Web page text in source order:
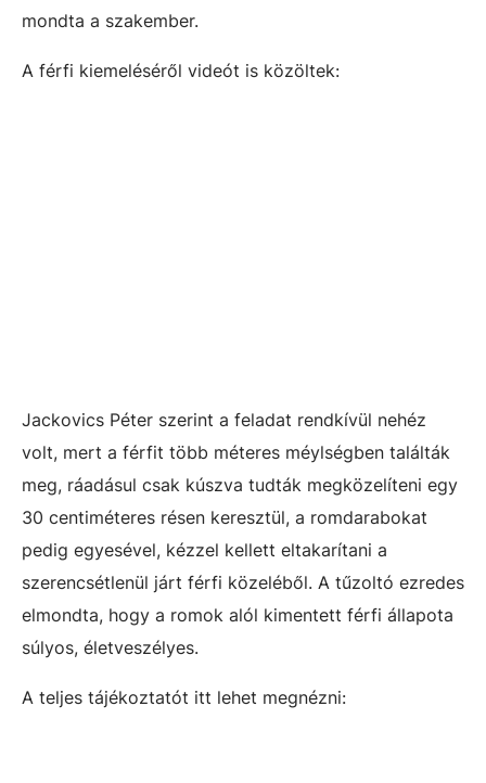
mondta a szakember.
A férfi kiemeléséről videót is közöltek:
Jackovics Péter szerint a feladat rendkívül nehéz
volt, mert a férfit több méteres méylségben találták
meg, ráadásul csak kúszva tudták megközelíteni egy
30 centiméteres résen keresztül, a romdarabokat
pedig egyesével, kézzel kellett eltakarítani a
szerencsétlenül járt férfi közeléből. A tűzoltó ezredes
elmondta, hogy a romok alól kimentett férfi állapota
súlyos, életveszélyes.
A teljes tájékoztatót itt lehet megnézni: